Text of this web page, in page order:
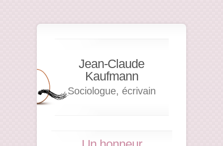
Jean-Claude
Kaufmann
Sociologue, écrivain